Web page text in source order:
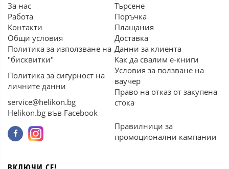
За нас
Работа
Контакти
Общи условия
Политика за използване на
"бисквитки"
Политика за сигурност на
личните данни
service@helikon.bg
Helikon.bg във Facebook
Търсене
Поръчка
Плащания
Доставка
Данни за клиента
Как да свалим е-книги
Условия за ползване на
ваучер
Право на отказ от закупена
стока
Правилници за
промоционални кампании